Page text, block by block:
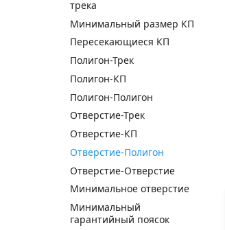
трека
Минимальный размер КП
Пересекающиеся КП
Полигон-Трек
Полигон-КП
Полигон-Полигон
Отверстие-Трек
Отверстие-КП
Отверстие-Полигон
Отверстие-Отверстие
Минимальное отверстие
Минимальный
гарантийный поясок